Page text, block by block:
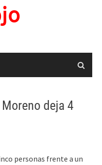
deja 4
personas frente a un